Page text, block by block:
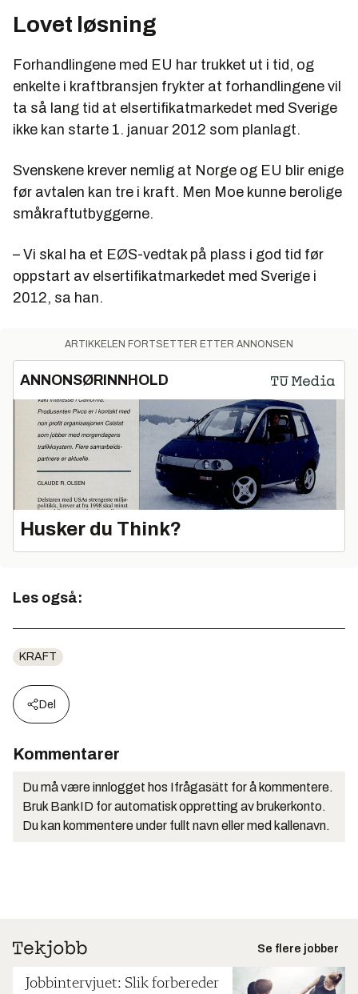
Lovet løsning
Forhandlingene med EU har trukket ut i tid, og
enkelte i kraftbransjen frykter at forhandlingene vil
ta så lang tid at elsertifikatmarkedet med Sverige
ikke kan starte 1. januar 2012 som planlagt.
Svenskene krever nemlig at Norge og EU blir enige
før avtalen kan tre i kraft. Men Moe kunne berolige
småkraftutbyggerne.
– Vi skal ha et EØS-vedtak på plass i god tid før
oppstart av elsertifikatmarkedet med Sverige i
2012, sa han.
ARTIKKELEN FORTSETTER ETTER ANNONSEN
ANNONSØRINNHOLD
Husker du Think?
Les også:
KRAFT
Del
Kommentarer
Du må være innlogget hos Ifrågasätt for å kommentere.
Bruk BankID for automatisk oppretting av brukerkonto.
Du kan kommentere under fullt navn eller med kallenavn.
Se flere jobber
Jobbintervjuet: Slik forbereder